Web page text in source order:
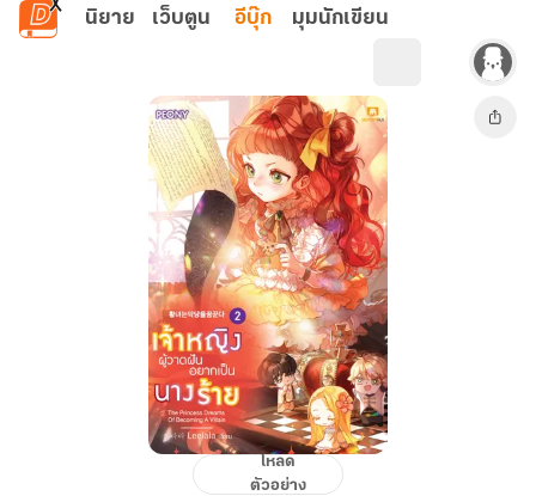
ข้ามไปยังเนื้อหาหลัก
นิยาย เว็บตูน อีบุ๊ก มุมนักเขียน
โหลด
ตัวอย่าง